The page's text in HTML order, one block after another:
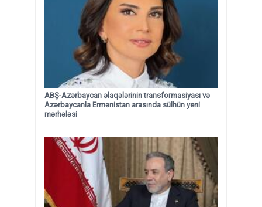
ABŞ-Azərbaycan əlaqələrinin transformasiyası və
Azərbaycanla Ermənistan arasında sülhün yeni
mərhələsi